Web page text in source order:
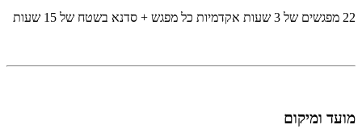
22 מפגשים של 3 שעות אקדמיות כל מפגש + סדנא בשטח של 15 שעות
מועד ומיקום